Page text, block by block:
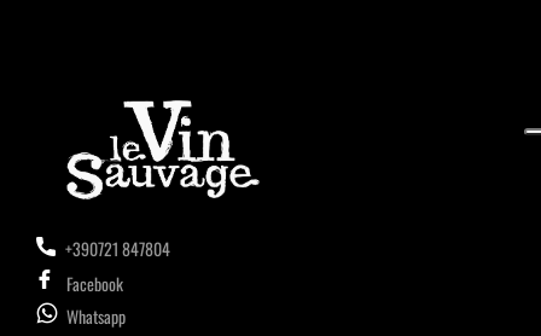
+390721 847804
Facebook
Whatsapp